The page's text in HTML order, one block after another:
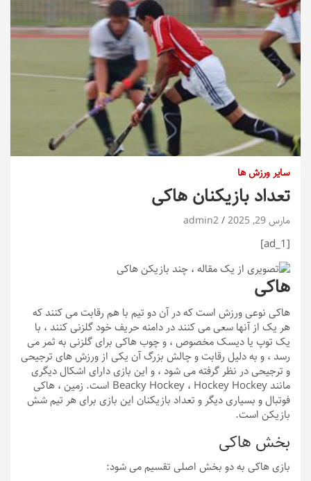
سایر ورزش ها
تعداد بازیکنان هاکی
مارس 29, 2025 admin2
[ad_1]
هاکی
هاکی نوعی ورزش است که در آن دو تیم با هم رقابت می کنند که
هر یک از آنها سعی می کنند در دامنه حریف خود گلزنی کنند ، با
یک توپ یا دیسک مخصوص ، و چوب هاکی برای گلزنی به ثمر می
رسد ، و به دلیل رقابت و چالش بزرگ آن یکی از ورزش های ترجیحی
و ترجیحی در نظر گرفته می شود ، و این بازی دارای اشکال دیگری
مانند Beacky Hockey ، Hockey Hockey است. زمین ، هاکی
فوتبال و بسیاری دیگر و تعداد بازیکنان این بازی برای هر تیم شش
بازیکن است.
بخش هاکی
بازی هاکی به دو بخش اصلی تقسیم می شود: